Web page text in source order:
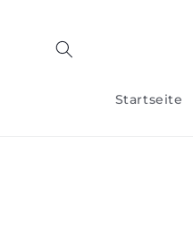
Startseite